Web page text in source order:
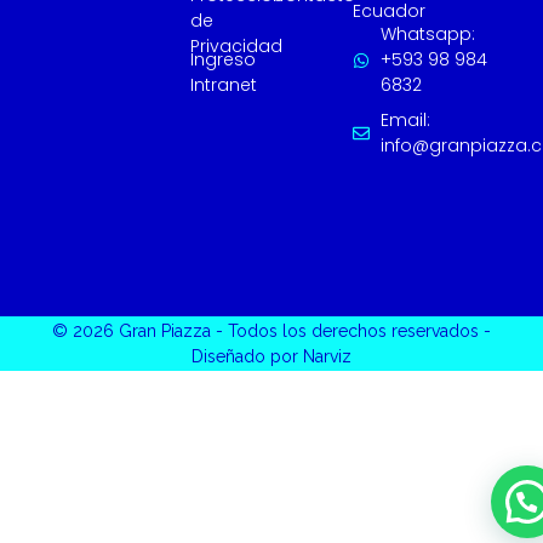
de
Privacidad
Ingreso
Intranet
Ecuador
Whatsapp:
+593 98 984
6832
Email:
© 2026 Gran Piazza - Todos los derechos reservados -
Diseñado por Narviz